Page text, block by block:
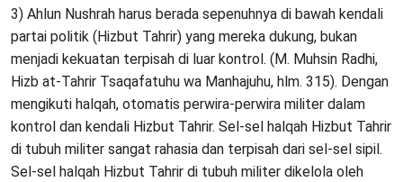
3) Ahlun Nushrah harus berada sepenuhnya di bawah kendali
partai politik (Hizbut Tahrir) yang mereka dukung, bukan
menjadi kekuatan terpisah di luar kontrol. (M. Muhsin Radhi,
Hizb at-Tahrir Tsaqafatuhu wa Manhajuhu, hlm. 315). Dengan
mengikuti halqah, otomatis perwira-perwira militer dalam
kontrol dan kendali Hizbut Tahrir. Sel-sel halqah Hizbut Tahrir
di tubuh militer sangat rahasia dan terpisah dari sel-sel sipil.
Sel-sel halqah Hizbut Tahrir di tubuh militer dikelola oleh